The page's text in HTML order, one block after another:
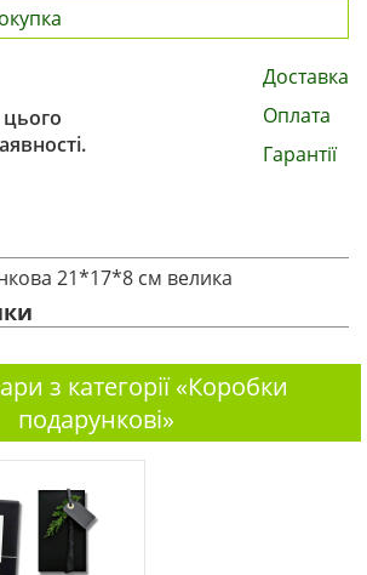
Доставка
Оплата
Гарантії
21*17*8 см велика
з категорії «Коробки
подарункові»